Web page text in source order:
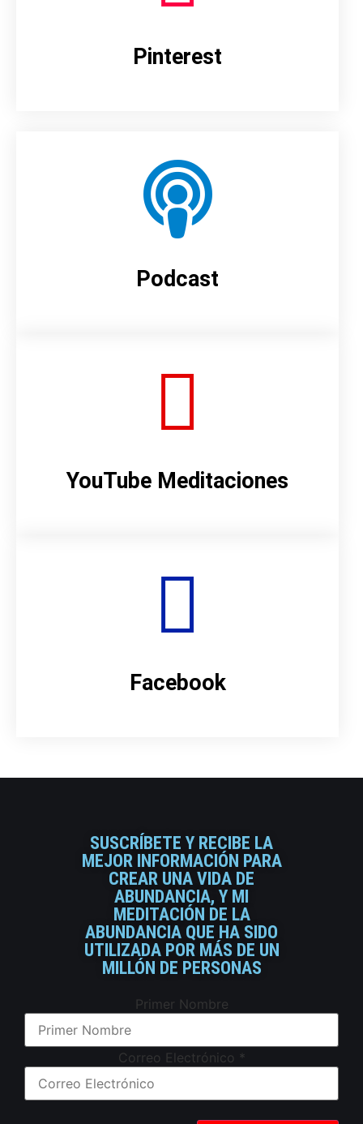
Pinterest
Podcast
YouTube Meditaciones
Facebook
SUSCRÍBETE Y RECIBE LA
MEJOR INFORMACIÓN PARA
CREAR UNA VIDA DE
ABUNDANCIA, Y MI
MEDITACIÓN DE LA
ABUNDANCIA QUE HA SIDO
UTILIZADA POR MÁS DE UN
MILLÓN DE PERSONAS
Primer Nombre
Correo Electrónico *